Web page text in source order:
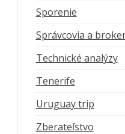
Sporenie
Správcovia a
Technické analýzy
Tenerife
Uruguay trip
Zberateľstvo